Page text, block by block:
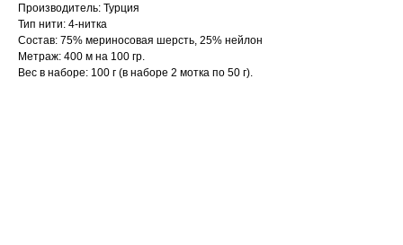
Производитель: Турция
Тип нити: 4-нитка
Состав: 75% мериносовая шерсть, 25% нейлон
Метраж: 400 м на 100 гр.
Вес в наборе: 100 г (в наборе 2 мотка по 50 г).